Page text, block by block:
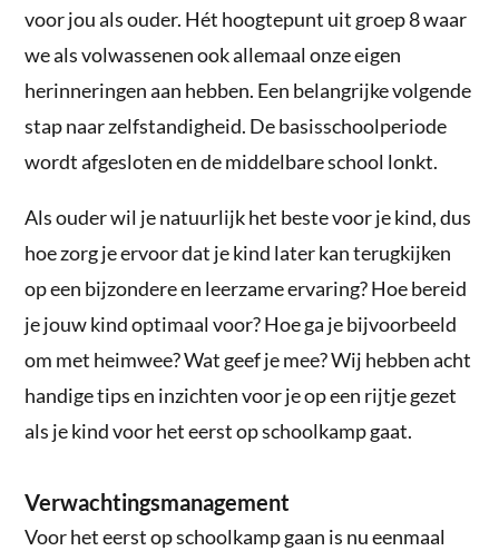
voor jou als ouder. Hét hoogtepunt uit groep 8 waar
we als volwassenen ook allemaal onze eigen
herinneringen aan hebben. Een belangrijke volgende
stap naar zelfstandigheid. De basisschoolperiode
wordt afgesloten en de middelbare school lonkt.
Als ouder wil je natuurlijk het beste voor je kind, dus
hoe zorg je ervoor dat je kind later kan terugkijken
op een bijzondere en leerzame ervaring? Hoe bereid
je jouw kind optimaal voor? Hoe ga je bijvoorbeeld
om met heimwee? Wat geef je mee? Wij hebben acht
handige tips en inzichten voor je op een rijtje gezet
als je kind voor het eerst op schoolkamp gaat.
Verwachtingsmanagement
Voor het eerst op schoolkamp gaan is nu eenmaal